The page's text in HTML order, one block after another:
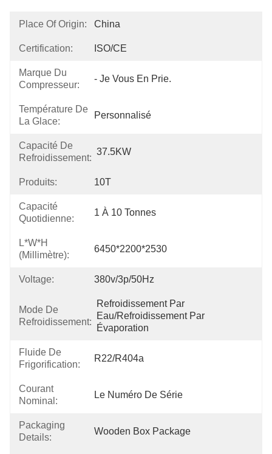
Place Of Origin: China
Certification: ISO/CE
Marque Du
Compresseur:
- Je Vous En Prie.
Température De
La Glace:
Personnalisé
Capacité De
Refroidissement:
37.5KW
Produits: 10T
Capacité
Quotidienne:
1 À 10 Tonnes
L*W*H
(millimètre):
6450*2200*2530
Voltage: 380v/3p/50Hz
Mode De
Refroidissement:
Refroidissement Par
Eau/refroidissement Par
Évaporation
Fluide De
Frigorification:
R22/R404a
Courant
Nominal:
Le Numéro De Série
Packaging
Details:
Wooden Box Package